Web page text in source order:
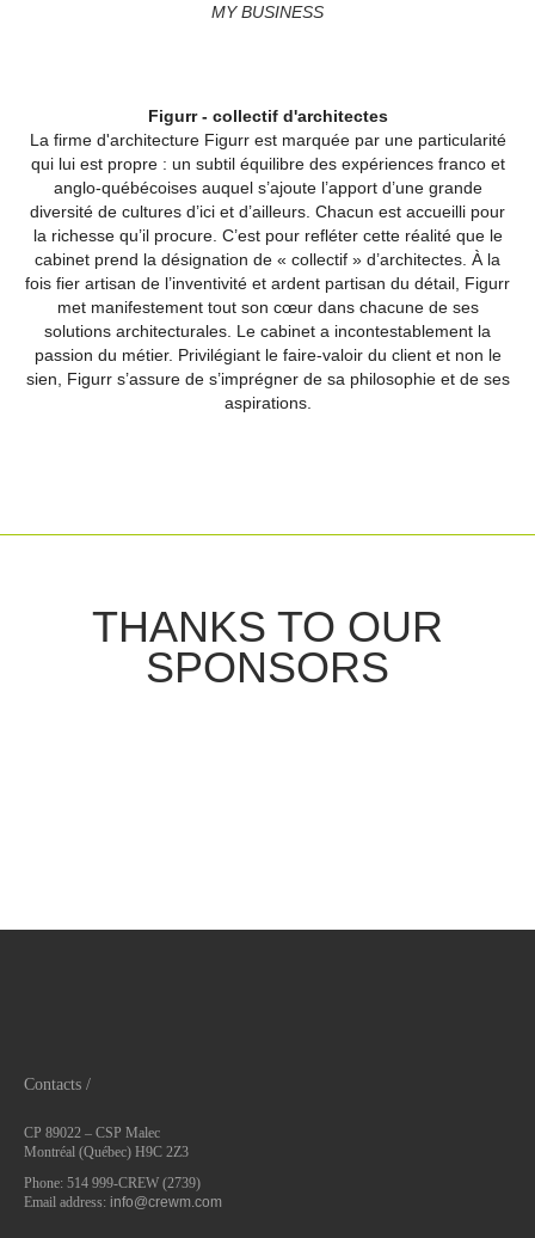
MY BUSINESS
Figurr - collectif d'architectes
La firme d'architecture Figurr est marquée par une particularité
qui lui est propre : un subtil équilibre des expériences franco et
anglo-québécoises auquel s’ajoute l’apport d’une grande
diversité de cultures d’ici et d’ailleurs. Chacun est accueilli pour
la richesse qu’il procure. C’est pour refléter cette réalité que le
cabinet prend la désignation de « collectif » d’architectes. À la
fois fier artisan de l’inventivité et ardent partisan du détail, Figurr
met manifestement tout son cœur dans chacune de ses
solutions architecturales. Le cabinet a incontestablement la
passion du métier. Privilégiant le faire-valoir du client et non le
sien, Figurr s’assure de s’imprégner de sa philosophie et de ses
aspirations.
THANKS TO OUR
SPONSORS
Contacts /
CP 89022 – CSP Malec
Montréal (Québec) H9C 2Z3
Phone: 514 999-CREW (2739)
Email address: info@crewm.com